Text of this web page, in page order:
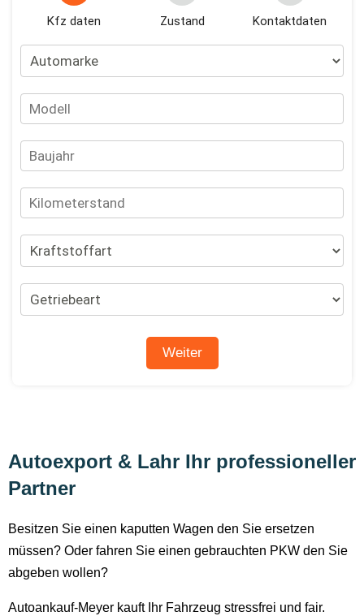
Autoexport & Lahr Ihr professioneller
Partner
Besitzen Sie einen kaputten Wagen den Sie ersetzen
müssen? Oder fahren Sie einen gebrauchten PKW den Sie
abgeben wollen?
Autoankauf-Meyer kauft Ihr Fahrzeug stressfrei und fair.